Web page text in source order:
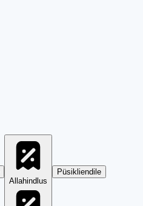
Allahindlus
Püsikliendile